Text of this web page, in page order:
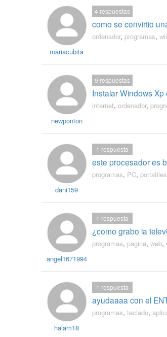
mariacubita
como se convirtio
4 respuestas
ordenador, programas,
newponton
Instalar Windows
9 respuestas
internet, ordenador,
dani159
este procesador es
1 respuesta
programas, PC, portatiles
angel1671994
¿como grabo la
1 respuesta
programas, pagina, web,
halam18
ayudaaaa con el
1 respuesta
programas, teclado,